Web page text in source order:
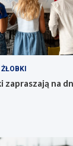
ŻŁOBKI
zapraszają na